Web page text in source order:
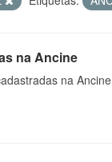
na Ancine
na